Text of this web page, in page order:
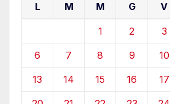
L M M G V
1 2 3
6 7 8 9 10
13 14 15 16 17